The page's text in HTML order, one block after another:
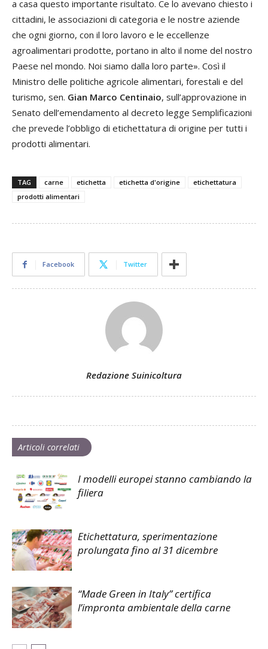
a casa questo importante risultato. Ce lo avevano chiesto i
cittadini, le associazioni di categoria e le nostre aziende
che ogni giorno, con il loro lavoro e le eccellenze
agroalimentari prodotte, portano in alto il nome del nostro
Paese nel mondo. Noi siamo dalla loro parte». Così il
Ministro delle politiche agricole alimentari, forestali e del
turismo, sen. Gian Marco Centinaio, sull’approvazione in
Senato dell’emendamento al decreto legge Semplificazioni
che prevede l’obbligo di etichettatura di origine per tutti i
prodotti alimentari.
TAG carne etichetta etichetta d'origine
etichettatura
prodotti alimentari
Facebook Twitter
Redazione Suinicoltura
Articoli correlati
I modelli europei stanno cambiando la
filiera
Etichettatura, sperimentazione
prolungata fino al 31 dicembre
“Made Green in Italy” certifica
l’impronta ambientale della carne